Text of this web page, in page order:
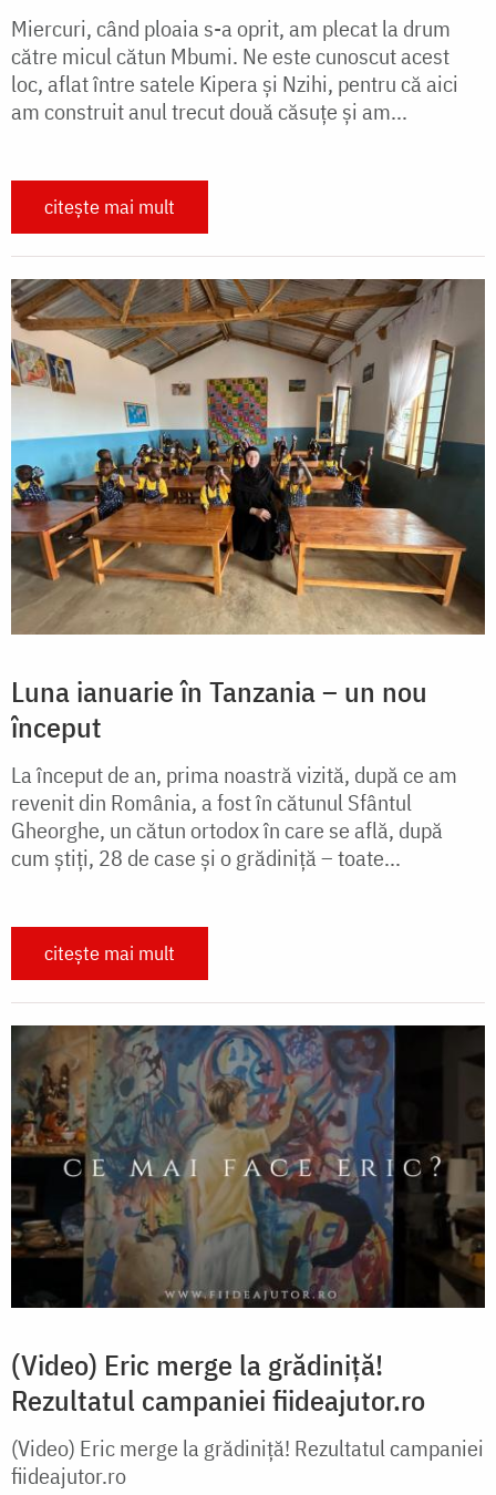
Miercuri, când ploaia s-a oprit, am plecat la drum
către micul cătun Mbumi. Ne este cunoscut acest
loc, aflat între satele Kipera și Nzihi, pentru că aici
am construit anul trecut două căsuțe și am...
citește mai mult
Luna ianuarie în Tanzania – un nou
început
La început de an, prima noastră vizită, după ce am
revenit din România, a fost în cătunul Sfântul
Gheorghe, un cătun ortodox în care se află, după
cum știți, 28 de case și o grădiniță – toate...
citește mai mult
(Video) Eric merge la grădiniță!
Rezultatul campaniei fiideajutor.ro
(Video) Eric merge la grădiniță! Rezultatul campaniei
fiideajutor.ro